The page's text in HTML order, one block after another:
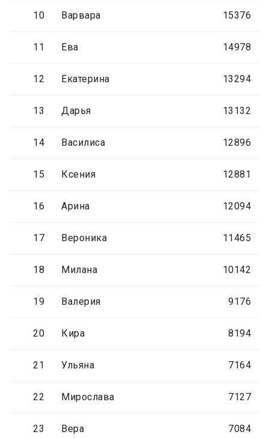
10 Варвара 15376
11 Ева 14978
12 Екатерина 13294
13 Дарья 13132
14 Василиса 12896
15 Ксения 12881
16 Арина 12094
17 Вероника 11465
18 Милана 10142
19 Валерия 9176
20 Кира 8194
21 Ульяна 7164
22 Мирослава 7127
23 Вера 7084